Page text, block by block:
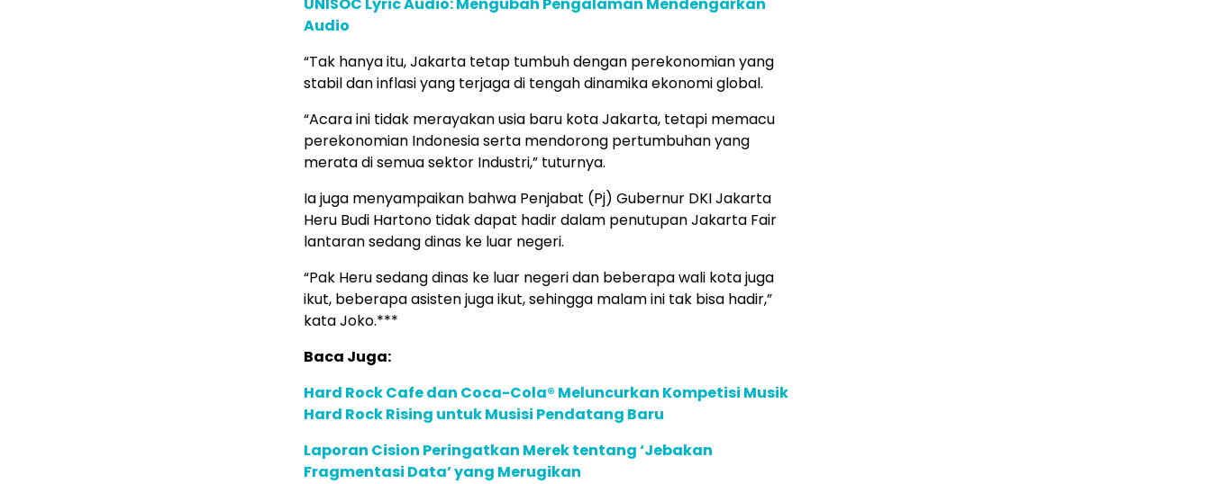
UNISOC Lyric Audio: Mengubah Pengalaman Mendengarkan
Audio
“Tak hanya itu, Jakarta tetap tumbuh dengan perekonomian yang
stabil dan inflasi yang terjaga di tengah dinamika ekonomi global.
“Acara ini tidak merayakan usia baru kota Jakarta, tetapi memacu
perekonomian Indonesia serta mendorong pertumbuhan yang
merata di semua sektor Industri,” tuturnya.
Ia juga menyampaikan bahwa Penjabat (Pj) Gubernur DKI Jakarta
Heru Budi Hartono tidak dapat hadir dalam penutupan Jakarta Fair
lantaran sedang dinas ke luar negeri.
“Pak Heru sedang dinas ke luar negeri dan beberapa wali kota juga
ikut, beberapa asisten juga ikut, sehingga malam ini tak bisa hadir,”
kata Joko.***
Baca Juga:
Hard Rock Cafe dan Coca-Cola® Meluncurkan Kompetisi Musik
Hard Rock Rising untuk Musisi Pendatang Baru
Laporan Cision Peringatkan Merek tentang ‘Jebakan
Fragmentasi Data’ yang Merugikan